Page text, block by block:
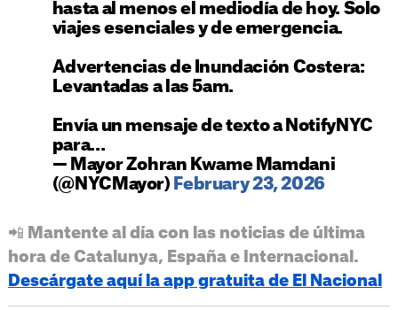
hasta al menos el mediodía de hoy. Solo
viajes esenciales y de emergencia.
Advertencias de Inundación Costera:
Levantadas a las 5am.
Envía un mensaje de texto a NotifyNYC
para…
— Mayor Zohran Kwame Mamdani
(@NYCMayor) February 23, 2026
📲 Mantente al día con las noticias de última
hora de Catalunya, España e Internacional.
Descárgate aquí la app gratuita de El Nacional